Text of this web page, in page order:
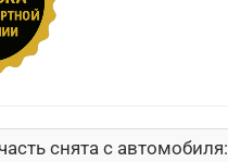
снята с автомобиля: